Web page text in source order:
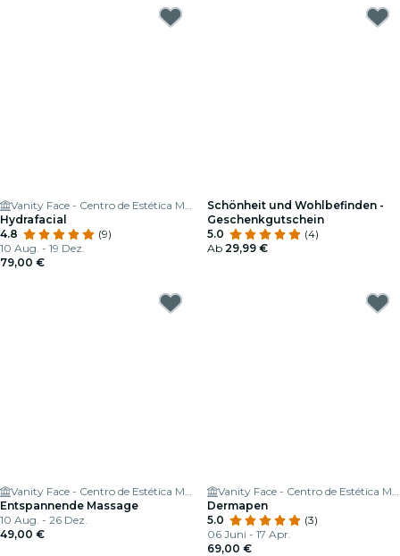
Vanity Face - Centro de Estética Madrid
Hydrafacial
4.8
(9)
10 Aug. - 19 Dez.
79,00 €
Schönheit und Wohlbefinden -
Geschenkgutschein
5.0
(4)
Ab 29,99 €
Vanity Face - Centro de Estética Madrid
Entspannende Massage
10 Aug. - 26 Dez.
49,00 €
Vanity Face - Centro de Estética Madrid
Dermapen
5.0
(3)
06 Juni - 17 Apr.
69,00 €